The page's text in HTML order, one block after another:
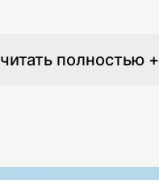
читать полностью +